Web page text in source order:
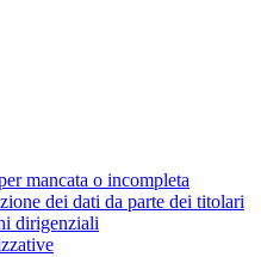
mancata o incompleta
dei dati da parte dei titolari
dirigenziali